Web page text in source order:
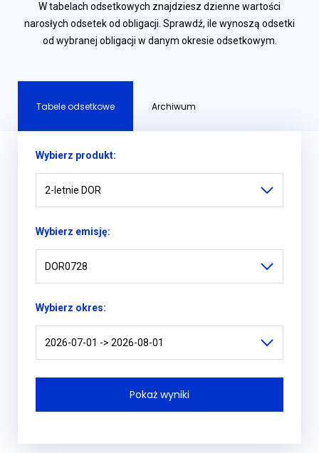
W tabelach odsetkowych znajdziesz dzienne wartości
narosłych odsetek od obligacji. Sprawdź, ile wynoszą odsetki
od wybranej obligacji w danym okresie odsetkowym.
Tabele odsetkowe Archiwum
Wybierz produkt:
2-letnie DOR
Wybierz emisję:
DOR0728
Wybierz okres:
2026-07-01 -> 2026-08-01